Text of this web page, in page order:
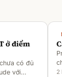
ở điểm
có đủ
với
2